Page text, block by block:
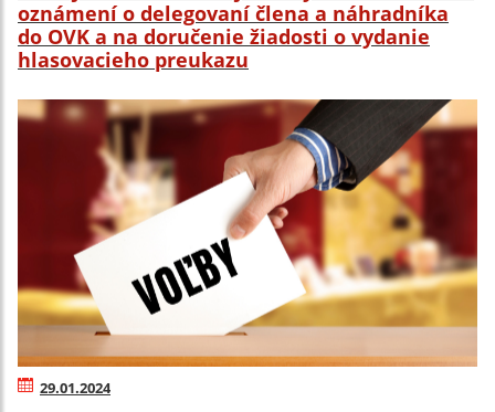
oznámení o delegovaní člena a náhradníka
do OVK a na doručenie žiadosti o vydanie
hlasovacieho preukazu
29.01.2024